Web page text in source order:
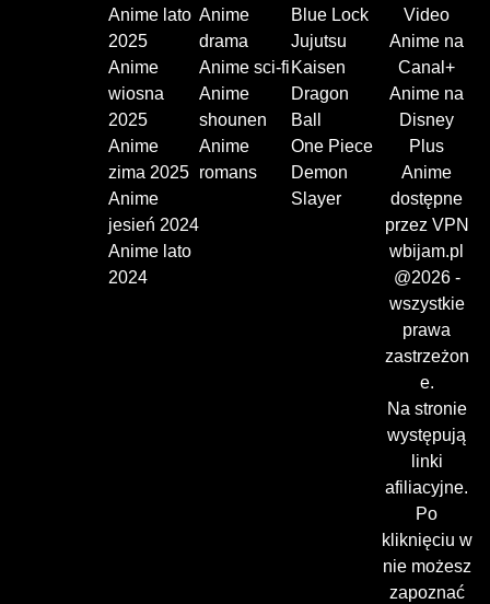
Anime lato
2025
Anime
wiosna
2025
Anime
zima 2025
Anime
jesień 2024
Anime lato
2024
Anime
drama
Anime sci-fi
Anime
shounen
Anime
romans
Blue Lock
Jujutsu
Kaisen
Dragon
Ball
One Piece
Demon
Slayer
Video
Anime na
Canal+
Anime na
Disney
Plus
Anime
dostępne
przez VPN
wbijam.pl
@2026 -
wszystkie
prawa
zastrzeżon
e.
Na stronie
występują
linki
afiliacyjne.
Po
kliknięciu w
nie możesz
zapoznać